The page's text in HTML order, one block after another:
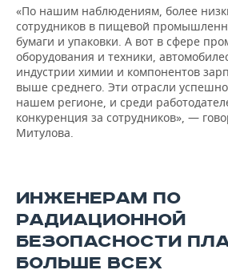
«По нашим наблюдениям, более
сотрудников в пищевой
бумаги и упаковки. А вот в сфере
оборудования и техники,
индустрии химии и компонентов
выше среднего. Эти отрасли
нашем регионе, и среди
конкуренция за сотрудников», —
Митулова.
ИНЖЕНЕРАМ ПО
РАДИАЦИОННОЙ
БЕЗОПАСНОСТИ
БОЛЬШЕ ВСЕХ